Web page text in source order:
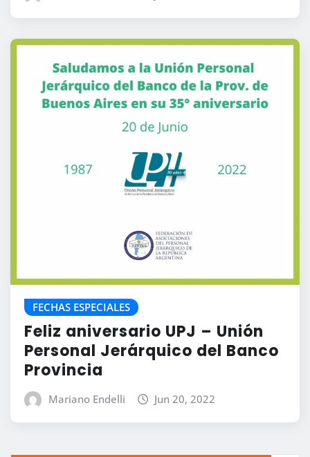
FECHAS ESPECIALES
Feliz aniversario UPJ – Unión
Personal Jerárquico del Banco
Provincia
Mariano Endelli Jun 20, 2022